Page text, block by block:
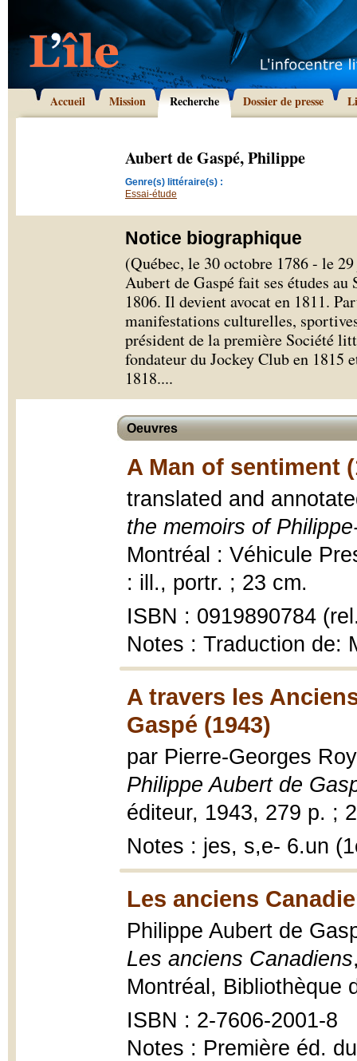
Accueil Mission Recherche Dossier de presse
Aubert de Gaspé, Philippe
Genre(s) littéraire(s) :
Essai-étude
Notice biographique
(Québec, le 30 octobre 1786 - le
Aubert de Gaspé fait ses études au
1806. Il devient avocat en 1811.
manifestations culturelles,
président de la première Société
fondateur du Jockey Club en 1815
1818....
Oeuvres
A Man of sentiment
translated and
the memoirs of
Montréal : Véhicule
: ill., portr. ; 23 cm.
ISBN : 0919890784
Notes : Traduction de:
A travers les
Gaspé (1943)
par Pierre-Georges
Philippe Aubert de
éditeur, 1943, 279 p. ;
Notes : jes, s,e- 6.un
Les anciens
Philippe Aubert de
Les anciens Canadiens
Montréal, Bibliothèque
ISBN : 2-7606-2001-8
Notes : Première éd.